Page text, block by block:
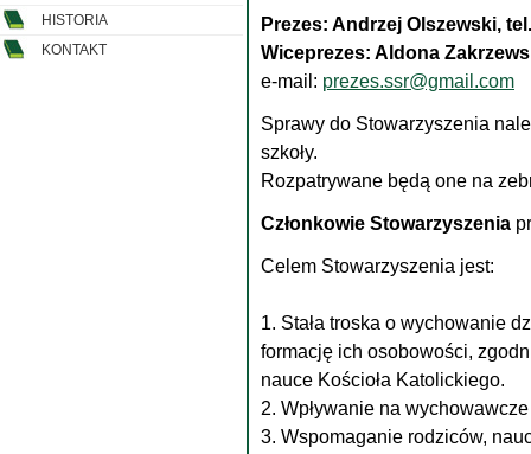
HISTORIA
KONTAKT
Prezes: Andrzej Olszewski,
Wiceprezes: Aldona
e-mail: prezes.ssr@gmail.com
Sprawy do Stowarzyszenia
szkoły.
Rozpatrywane będą one na
Członkowie Stowarzyszenia
Celem Stowarzyszenia jest:
1. Stała troska o wychowanie
formację ich osobowości,
nauce Kościoła Katolickiego.
2. Wpływanie na
3. Wspomaganie rodziców,